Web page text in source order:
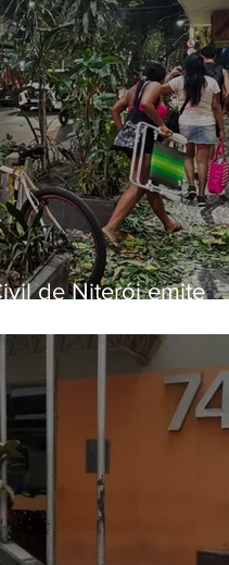
de Niterói emite
(07)